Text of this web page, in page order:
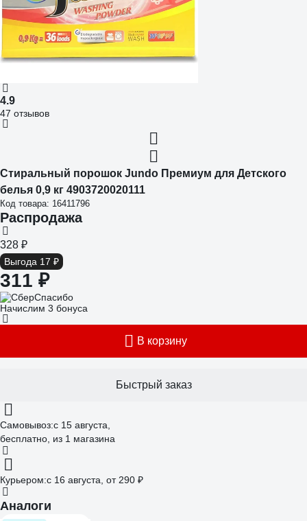
4.9
47 отзывов
Стиральный порошок Jundo Премиум для Детского
белья 0,9 кг 4903720020111
Код товара: 16411796
Распродажа
328 ₽
Выгода 17 ₽
311 ₽
Начислим 3 бонуса
В корзину
Быстрый заказ
Самовывоз:c 15 августа,
бесплатно , из 1 магазина
Курьером:c 16 августа, от 290 ₽
Аналоги